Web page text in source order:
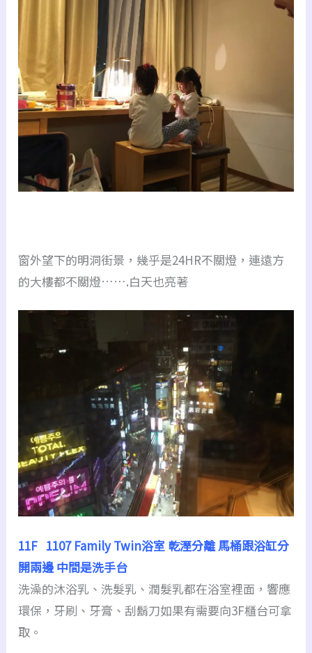
窗外望下的明洞街景，幾乎是24HR不關燈，連遠方
的大樓都不關燈…….白天也亮著
11F 1107 Family Twin浴室 乾溼分離 馬桶跟浴缸分
開兩邊 中間是洗手台
洗澡的沐浴乳、洗髮乳、潤髮乳都在浴室裡面，響應
環保，牙刷、牙膏、刮鬍刀如果有需要向3F櫃台可拿
取。